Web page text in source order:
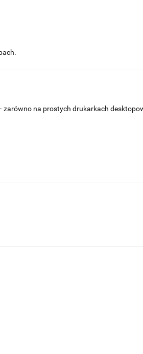
zarówno na prostych drukarkach